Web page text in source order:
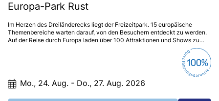
Europa-Park Rust
Im Herzen des Dreiländerecks liegt der Freizeitpark. 15 europäische
Themenbereiche warten darauf, von den Besuchern entdeckt zu werden.
Auf der Reise durch Europa laden über 100 Attraktionen und Shows zu
einer spannenden Tour ein und versprechen Spaß für die ganze Familie.
Mo., 24. Aug. - Do., 27. Aug. 2026